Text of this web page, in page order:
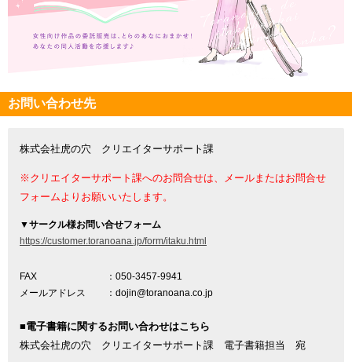
お問い合わせ先
株式会社虎の穴 クリエイターサポート課
※クリエイターサポート課へのお問合せは、メールまたはお問合せ
フォームよりお願いいたします。
▼サークル様お問い合せフォーム
https://customer.toranoana.jp/form/itaku.html
FAX
：050-3457-9941
メールアドレス
：dojin@toranoana.co.jp
■電子書籍に関するお問い合わせはこちら
株式会社虎の穴 クリエイターサポート課 電子書籍担当 宛